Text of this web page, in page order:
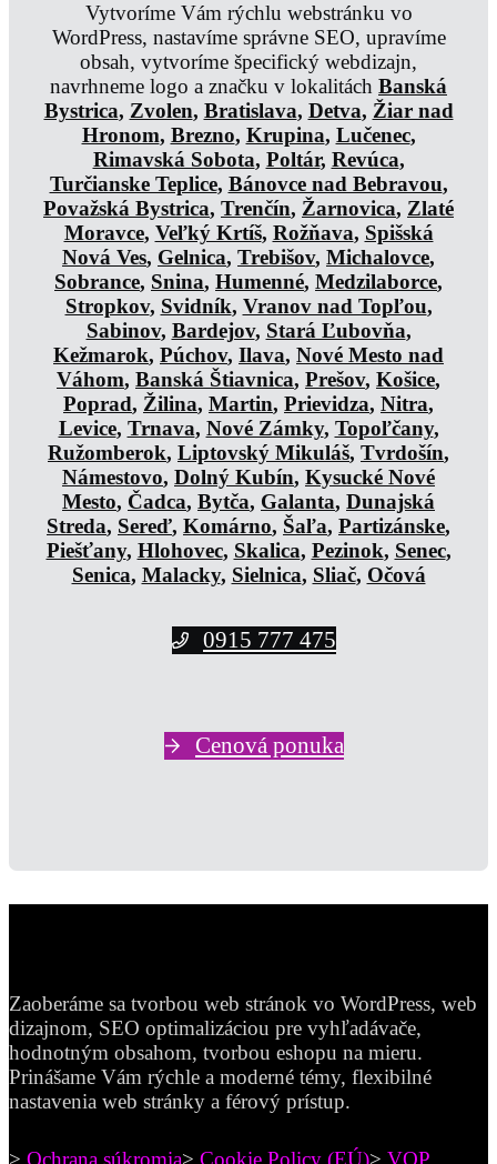
Vytvoríme Vám rýchlu webstránku vo
WordPress, nastavíme správne SEO, upravíme
obsah, vytvoríme špecifický webdizajn,
navrhneme logo a značku v lokalitách Banská
Bystrica, Zvolen, Bratislava, Detva, Žiar nad
Hronom, Brezno, Krupina, Lučenec,
Rimavská Sobota, Poltár, Revúca,
Turčianske Teplice, Bánovce nad Bebravou,
Považská Bystrica, Trenčín, Žarnovica, Zlaté
Moravce, Veľký Krtíš, Rožňava, Spišská
Nová Ves, Gelnica, Trebišov, Michalovce,
Sobrance, Snina, Humenné, Medzilaborce,
Stropkov, Svidník, Vranov nad Topľou,
Sabinov, Bardejov, Stará Ľubovňa,
Kežmarok, Púchov, Ilava, Nové Mesto nad
Váhom, Banská Štiavnica, Prešov, Košice,
Poprad, Žilina, Martin, Prievidza, Nitra,
Levice, Trnava, Nové Zámky, Topoľčany,
Ružomberok, Liptovský Mikuláš, Tvrdošín,
Námestovo, Dolný Kubín, Kysucké Nové
Mesto, Čadca, Bytča, Galanta, Dunajská
Streda, Sereď, Komárno, Šaľa, Partizánske,
Piešťany, Hlohovec, Skalica, Pezinok, Senec,
Senica, Malacky, Sielnica, Sliač, Očová
0915 777 475
Cenová ponuka
Zaoberáme sa tvorbou web stránok vo WordPress, web
dizajnom, SEO optimalizáciou pre vyhľadávače,
hodnotným obsahom, tvorbou eshopu na mieru.
Prinášame Vám rýchle a moderné témy, flexibilné
nastavenia web stránky a férový prístup.
> Ochrana súkromia> Cookie Policy (EÚ)> VOP